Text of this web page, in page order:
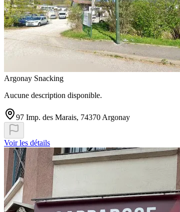
Argonay Snacking
Aucune description disponible.
97 Imp. des Marais, 74370 Argonay
Voir les détails